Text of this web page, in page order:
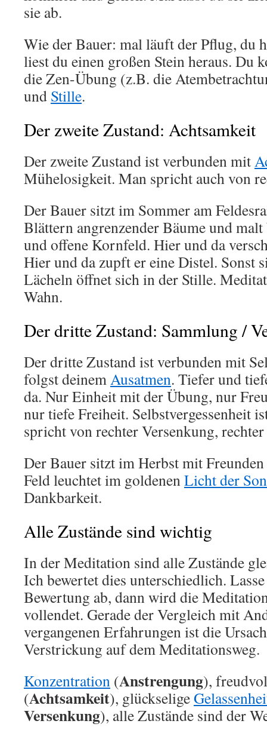
sie ab.
Wie der Bauer: mal läuft der Pflug, du
liest du einen großen Stein heraus. Du
die Zen-Übung (z.B. die
und Stille.
Der zweite Zustand: Achtsamkeit
Der zweite Zustand ist verbunden mit
Mühelosigkeit. Man spricht auch von
Der Bauer sitzt im Sommer am
Blättern angrenzender Bäume und
und offene Kornfeld. Hier und da
Hier und da zupft er eine Distel. Sonst
Lächeln öffnet sich in der Stille.
Wahn.
Der dritte Zustand: Sammlung /
Der dritte Zustand ist verbunden mit
folgst deinemAusatmen. Tiefer und
da. Nur Einheit mit der Übung, nur
nur tiefe Freiheit. Selbstvergessenheit
spricht von rechter Versenkung,
Der Bauer sitzt im Herbst mit
Feld leuchtet im goldenenLicht der
Dankbarkeit.
Alle Zustände sind wichtig
In der Meditation sind alle Zustände
Ich bewertet dies unterschiedlich.
Bewertung ab, dann wird die
vollendet. Gerade der Vergleich mit
vergangenen Erfahrungen ist die
Verstrickung auf dem Meditationsweg.
Konzentration (Anstrengung),
(Achtsamkeit), glückselige
Versenkung), alle Zustände sind der